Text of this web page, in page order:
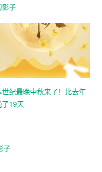
影子
世纪最晚中秋来了！比去年
了19天
子